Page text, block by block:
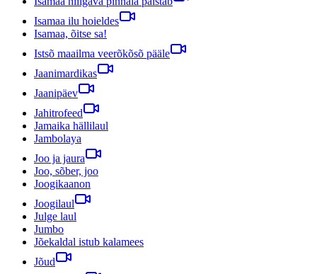
Isamaa ilu hoieldes
Isamaa, õitse sa!
Istsõ maailma veerõkõsõ pääle
Jaanimardikas
Jaanipäev
Jahitrofeed
Jamaika hällilaul
Jambolaya
Joo ja jaura
Joo, sõber, joo
Joogikaanon
Joogilaul
Julge laul
Jumbo
Jõekaldal istub kalamees
Jõud